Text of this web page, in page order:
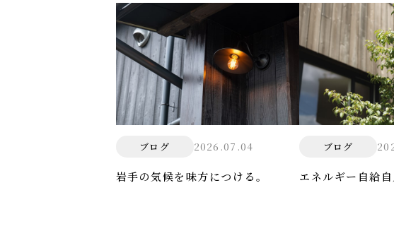
ブログ 2026.07.04
岩手の気候を味方につける。
ブログ
エネルギー自給